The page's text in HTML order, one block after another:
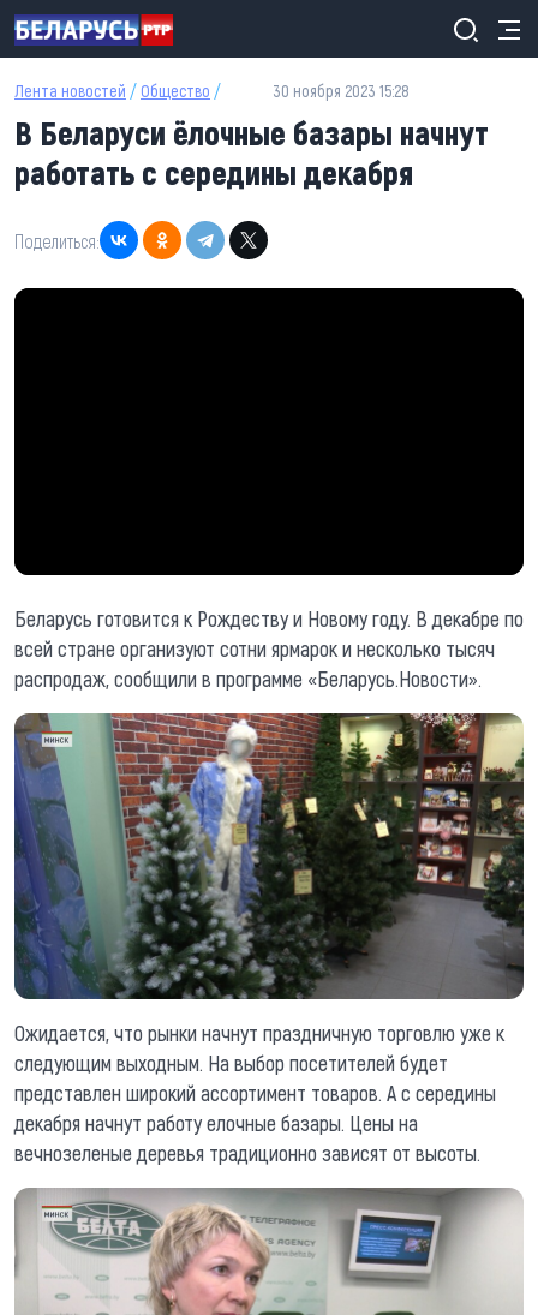
Перейти к основному содержанию
Лента новостей / Общество / 30 ноября 2023 15:28
В Беларуси ёлочные базары начнут
работать с середины декабря
Поделиться:
Беларусь готовится к Рождеству и Новому году. В декабре по
всей стране организуют сотни ярмарок и несколько тысяч
распродаж, сообщили в программе «Беларусь.Новости».
Ожидается, что рынки начнут праздничную торговлю уже к
следующим выходным. На выбор посетителей будет
представлен широкий ассортимент товаров. А с середины
декабря начнут работу елочные базары. Цены на
вечнозеленые деревья традиционно зависят от высоты.